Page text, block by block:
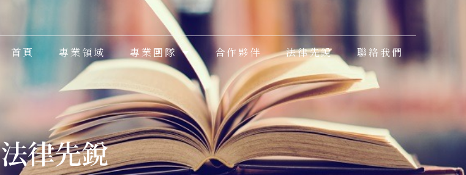
首頁 專業領域 專業團隊 合作夥伴 法律先銳 聯絡我們
法律先銳